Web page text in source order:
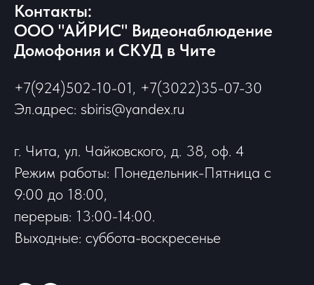
Контакты:
ООО "АЙРИС" Видеонаблюдение
Домофония и СКУД в Чите
+7(924)502-10-01, +7(3022)35-07-30
Эл.адрес: sbiris@yandex.ru
г. Чита, ул. Чайковского, д. 38, оф. 4
Режим работы: Понедельник-Пятница с
9:00 до 18:00,
перерыв: 13:00-14:00.
Выходные: суббота-воскресенье